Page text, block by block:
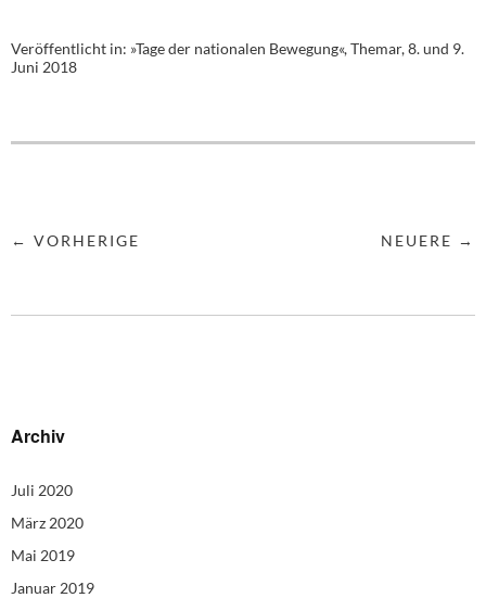
Veröffentlicht in: »Tage der nationalen Bewegung«, Themar, 8. und 9.
Juni 2018
← VORHERIGE NEUERE →
Archiv
Juli 2020
März 2020
Mai 2019
Januar 2019